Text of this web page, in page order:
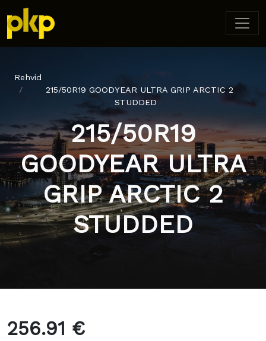
Rehvid
215/50R19 GOODYEAR ULTRA GRIP ARCTIC 2
STUDDED
215/50R19
GOODYEAR ULTRA
GRIP ARCTIC 2
STUDDED
256.91 €